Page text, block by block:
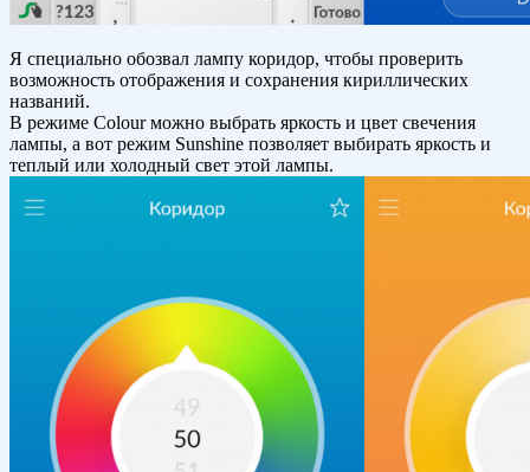
Я специально обозвал лампу коридор, чтобы проверить
возможность отображения и сохранения кириллических
названий.
В режиме Colour можно выбрать яркость и цвет свечения
лампы, а вот режим Sunshine позволяет выбирать яркость и
теплый или холодный свет этой лампы.